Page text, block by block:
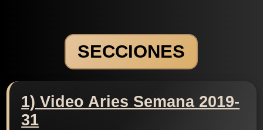
SECCIONES
1) Video Aries Semana 2019-
31